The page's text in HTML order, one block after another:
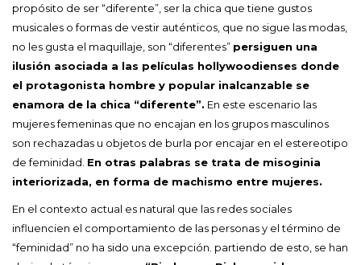
propósito de ser “diferente”, ser la chica que tiene gustos
musicales o formas de vestir auténticos, que no sigue las modas,
no les gusta el maquillaje, son “diferentes” persiguen una
ilusión asociada a las películas hollywoodienses donde
el protagonista hombre y popular inalcanzable se
enamora de la chica “diferente”. En este escenario las
mujeres femeninas que no encajan en los grupos masculinos
son rechazadas u objetos de burla por encajar en el estereotipo
de feminidad. En otras palabras se trata de misoginia
interiorizada, en forma de machismo entre mujeres.
En el contexto actual es natural que las redes sociales
influencien el comportamiento de las personas y el término de
“feminidad” no ha sido una excepción. partiendo de esto, se han